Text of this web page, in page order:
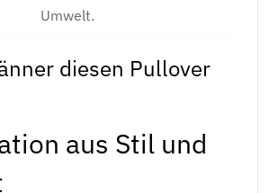
Umwelt.
diesen Pullover
aus Stil und